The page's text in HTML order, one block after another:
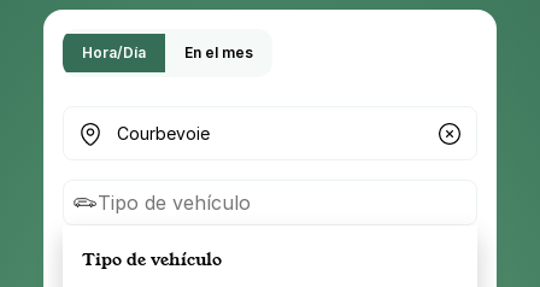
Hora/Día En el mes
¿Dónde buscas parking?
Tipo de vehículo
Tipo de vehículo